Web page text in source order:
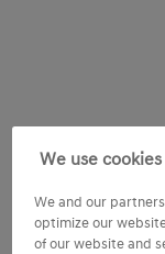
We use cookies
We and our
optimize our
of our website and